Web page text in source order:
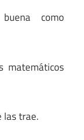
como
matemáticos
las trae.